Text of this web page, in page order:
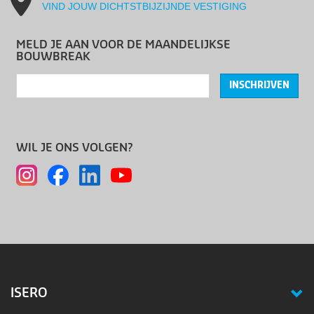
VIND JOUW DICHTSTBIJZIJNDE VESTIGING
MELD JE AAN VOOR DE MAANDELIJKSE
BOUWBREAK
INSCHRIJVEN
WIL JE ONS VOLGEN?
ISERO